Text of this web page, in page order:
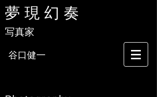
夢 現 幻 奏
写真家
谷口健一